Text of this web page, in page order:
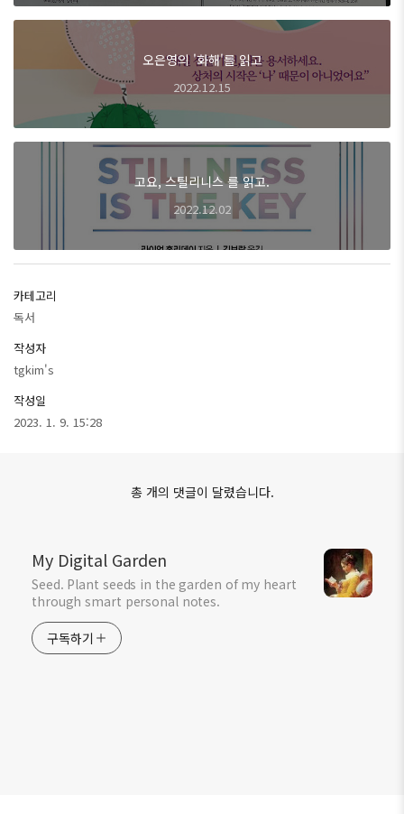
오은영의 '화해'를 읽고
2022.12.15
고요, 스틸리니스 를 읽고.
2022.12.02
카테고리
독서
작성자
tgkim's
작성일
2023. 1. 9. 15:28
총 개의 댓글이 달렸습니다.
My Digital Garden
Seed. Plant seeds in the garden of my heart
through smart personal notes.
구독하기